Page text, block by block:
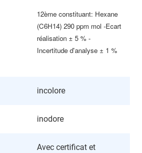
12ème constituant: Hexane
(C6H14) 290 ppm mol -Ecart
réalisation ± 5 % -
Incertitude d'analyse ± 1 %
incolore
inodore
Avec certificat et